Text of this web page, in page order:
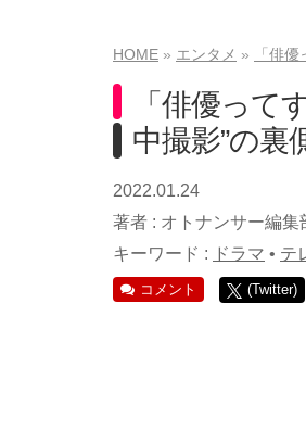
HOME エンタメ 「俳
「俳優っ
中撮影”の裏
2022.01.24
著者 : オトナンサー編集
キーワード :
ドラマ • テ
コメント (Twitter)